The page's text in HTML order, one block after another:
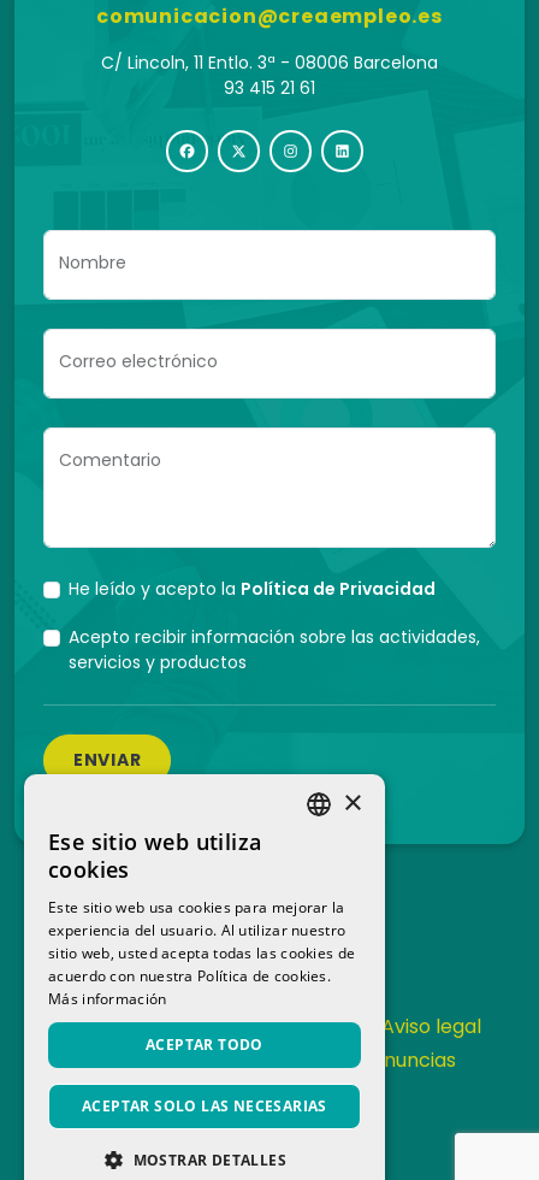
comunicacion@creaempleo.es
C/ Lincoln, 11 Entlo. 3ª - 08006 Barcelona
93 415 21 61
Nombre
Correo electrónico
Comentario
He leído y acepto la Política de Privacidad
Acepto recibir información sobre las actividades,
servicios y productos
ENVIAR
Contacta Política de Privacidad
Aviso legal
Canal de denuncias
Memoria anual
×
Ese sitio web utiliza
cookies
Este sitio web usa cookies para mejorar la
experiencia del usuario. Al utilizar nuestro
sitio web, usted acepta todas las cookies de
acuerdo con nuestra Política de cookies.
Más información
ACEPTAR TODO
ACEPTAR SOLO LAS NECESARIAS
MOSTRAR DETALLES